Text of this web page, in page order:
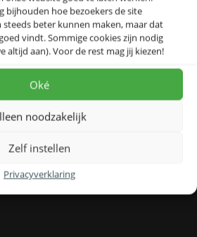
bijhouden hoe bezoekers de site
beter kunnen maken, maar dat
vindt. Sommige cookies zijn nodig
altijd aan). Voor de rest mag jij kiezen!
Oké
noodzakelijk
Zelf instellen
Privacyverklaring